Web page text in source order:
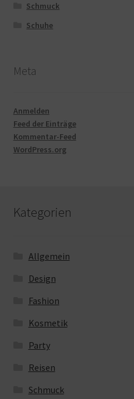
Schmuck
Schuhe
Meta
Anmelden
Feed der Einträge
Kommentar-Feed
WordPress.org
Kategorien
Allgemein
Design
Fashion
Kosmetik
Party
Reisen
Schmuck